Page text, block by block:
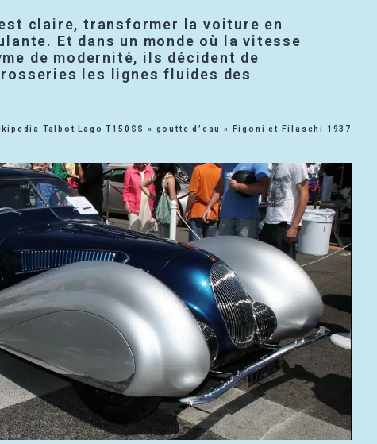
claire, transformer la voiture en
Et dans un monde où la vitesse
de modernité, ils décident de
les lignes fluides des
Talbot Lago T150SS « goutte d’eau » Figoni et Filaschi 1937